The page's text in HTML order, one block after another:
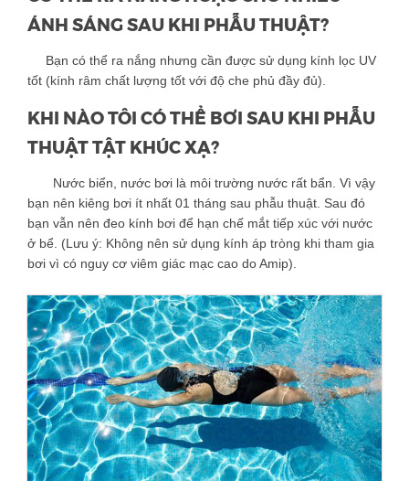
ÁNH SÁNG SAU KHI PHẪU THUẬT?
Bạn có thể ra nắng nhưng cần được sử dụng kính lọc UV
tốt (kính râm chất lượng tốt với độ che phủ đầy đủ).
KHI NÀO TÔI CÓ THỂ BƠI SAU KHI PHẪU
THUẬT TẬT KHÚC XẠ?
Nước biển, nước bơi là môi trường nước rất bẩn. Vì vậy
bạn nên kiêng bơi ít nhất 01 tháng sau phẫu thuật. Sau đó
bạn vẫn nên đeo kính bơi để hạn chế mắt tiếp xúc với nước
ở bể. (Lưu ý: Không nên sử dụng kính áp tròng khi tham gia
bơi vì có nguy cơ viêm giác mạc cao do Amip).